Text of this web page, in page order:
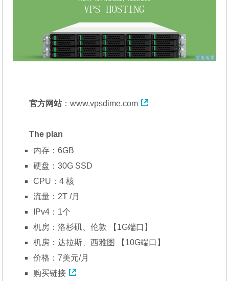
官方网站：www.vpsdime.com
The plan
内存：6GB
硬盘：30G SSD
CPU：4 核
流量：2T /月
IPv4：1个
机房：洛杉矶、伦敦 【1G端口】
机房：达拉斯、西雅图 【10G端口】
价格：7美元/月
购买链接